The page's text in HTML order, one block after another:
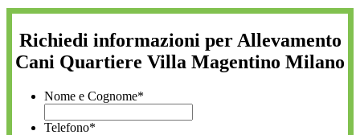
Richiedi informazioni per Allevamento
Cani Quartiere Villa Magentino Milano
Nome e Cognome*
Telefono*